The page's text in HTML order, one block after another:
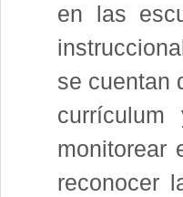
en las
se cuentan
monitorear
reconocer